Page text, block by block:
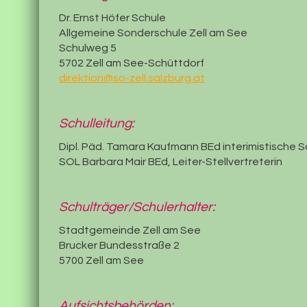
Dr. Ernst Höfer Schule
Allgemeine Sonderschule Zell am See
Schulweg 5
5702 Zell am See-Schüttdorf
direktion@so-zell.salzburg.at
Schulleitung:
Dipl. Päd. Tamara Kaufmann BEd interimistische
SOL Barbara Mair BEd, Leiter-Stellvertreterin
Schulträger/Schulerhalter:
Stadtgemeinde Zell am See
Brucker Bundesstraße 2
5700 Zell am See